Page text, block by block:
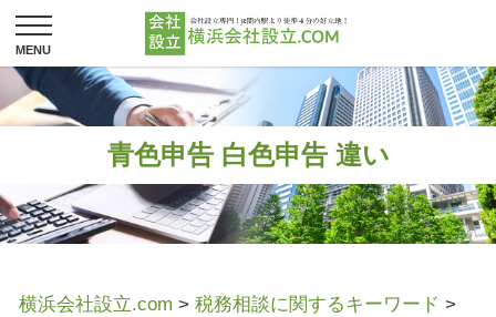
青色申告 白色申告 違い
横浜会社設立.com > 税務相談に関するキーワード >